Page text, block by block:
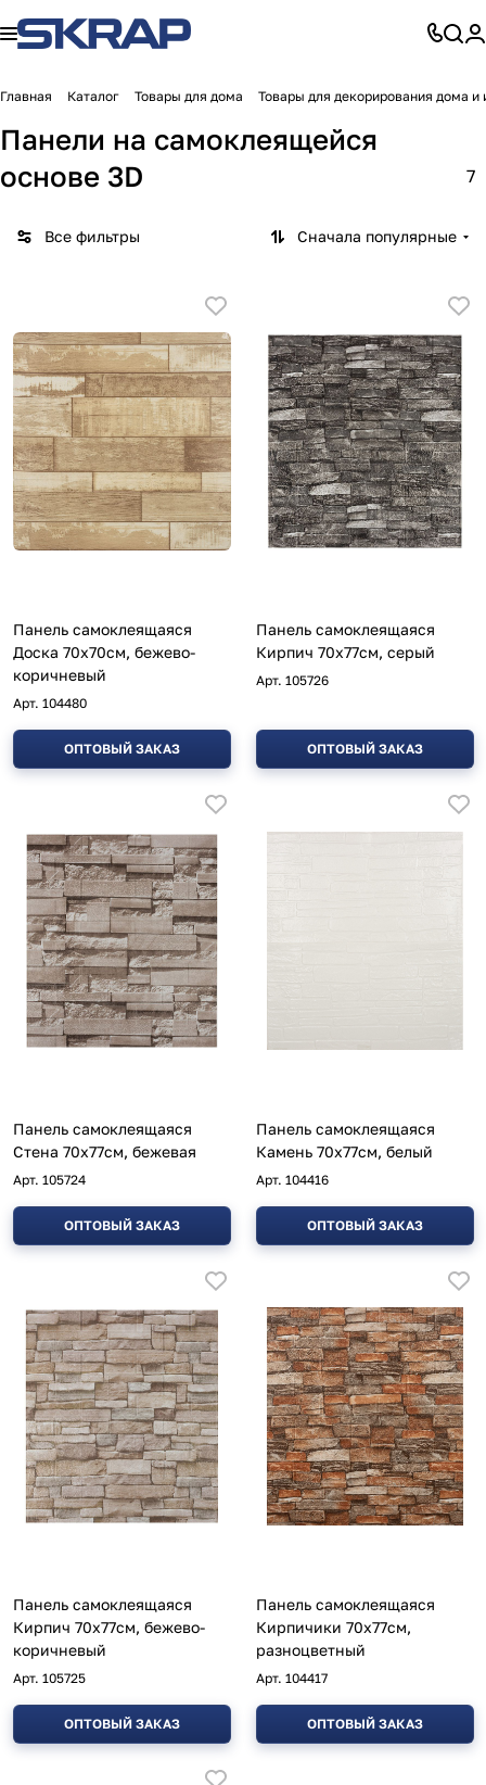
Главная Каталог Товары для дома Товары для декорирования дома и
Панели на самоклеящейся
основе 3D
7
Все фильтры Сначала популярные
Панель самоклеящаяся
Доска 70х70см, бежево-
коричневый
Арт. 104480
ОПТОВЫЙ ЗАКАЗ
Панель самоклеящаяся
Кирпич 70х77см, серый
Арт. 105726
ОПТОВЫЙ ЗАКАЗ
Панель самоклеящаяся
Стена 70х77см, бежевая
Арт. 105724
ОПТОВЫЙ ЗАКАЗ
Панель самоклеящаяся
Камень 70х77см, белый
Арт. 104416
ОПТОВЫЙ ЗАКАЗ
Панель самоклеящаяся
Кирпич 70х77см, бежево-
коричневый
Арт. 105725
ОПТОВЫЙ ЗАКАЗ
Панель самоклеящаяся
Кирпичики 70х77см,
разноцветный
Арт. 104417
ОПТОВЫЙ ЗАКАЗ